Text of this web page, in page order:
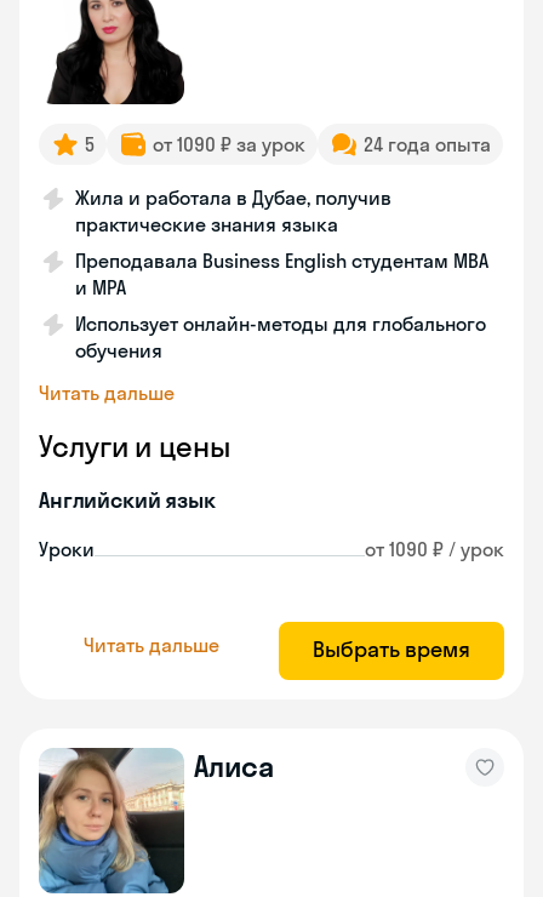
5 от 1090 ₽ за урок 24 года опыта
Жила и работала в Дубае, получив
практические знания языка
Преподавала Business English студентам MBA
и MPA
Использует онлайн-методы для глобального
обучения
Читать дальше
Услуги и цены
Английский язык
Уроки от 1090 ₽ / урок
Читать дальше Выбрать время
Алиса